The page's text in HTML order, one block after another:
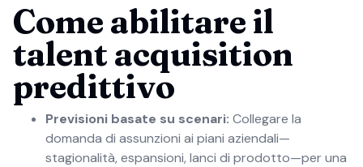
Come abilitare il
talent acquisition
predittivo
Previsioni basate su scenari: Collegare la
domanda di assunzioni ai piani aziendali—
stagionalità, espansioni, lanci di prodotto—per una